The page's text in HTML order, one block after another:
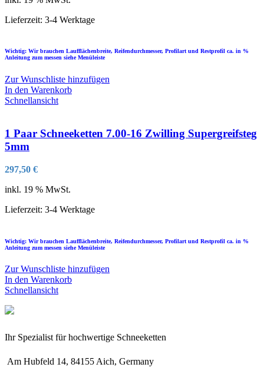
Lieferzeit: 3-4 Werktage
Wichtig: Wir brauchen Laufflächenbreite, Reifendurchmesser, Profilart und Restprofil ca. in %
Anleitung zum messen siehe Menüleiste
Zur Wunschliste hinzufügen
In den Warenkorb
Schnellansicht
1 Paar Schneeketten 7.00-16 Zwilling Supergreifsteg
5mm
297,50 €
inkl. 19 % MwSt.
Lieferzeit: 3-4 Werktage
Wichtig: Wir brauchen Laufflächenbreite, Reifendurchmesser, Profilart und Restprofil ca. in %
Anleitung zum messen siehe Menüleiste
Zur Wunschliste hinzufügen
In den Warenkorb
Schnellansicht
Ihr Spezialist für hochwertige Schneeketten
Am Hubfeld 14, 84155 Aich, Germany